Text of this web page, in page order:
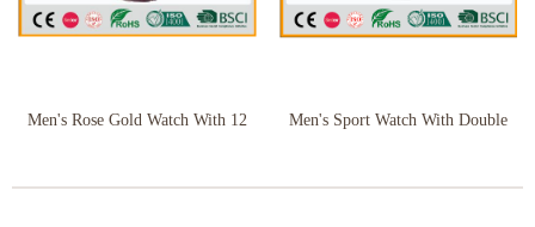
Men's Rose Gold Watch With 12 Men's Sport Watch With Double